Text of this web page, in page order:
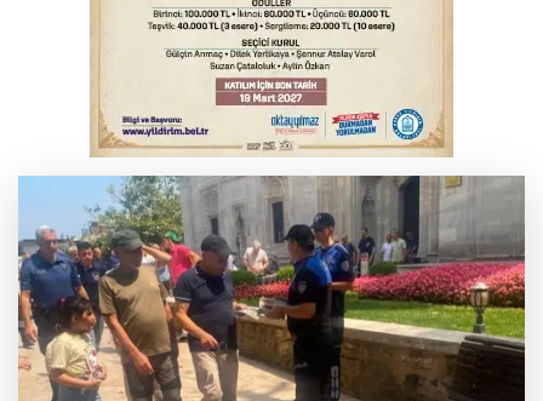
Bursa'da yolcu otobüsünün çarptığı
kadın ağır yaralandı
Uludağ İçecek, 1. FC Nürnberg’in resmi
sponsoru oldu